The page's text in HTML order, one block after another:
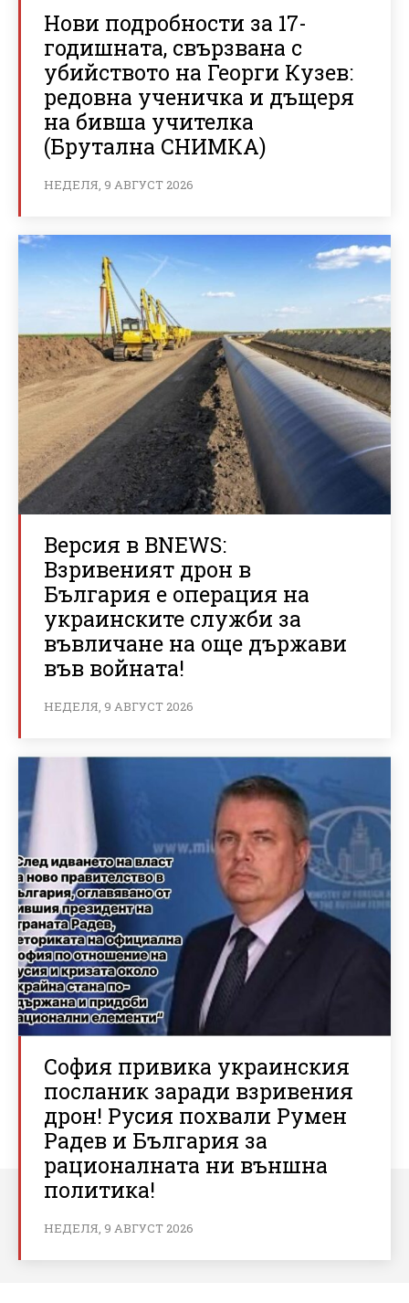
Нови подробности за 17-
годишната, свързвана с
убийството на Георги Кузев:
редовна ученичка и дъщеря
на бивша учителка
(Брутална СНИМКА)
НЕДЕЛЯ, 9 АВГУСТ 2026
Версия в BNEWS:
Взривеният дрон в
България е операция на
украинските служби за
въвличане на още държави
във войната!
НЕДЕЛЯ, 9 АВГУСТ 2026
София привика украинския
посланик заради взривения
дрон! Русия похвали Румен
Радев и България за
рационалната ни външна
политика!
НЕДЕЛЯ, 9 АВГУСТ 2026